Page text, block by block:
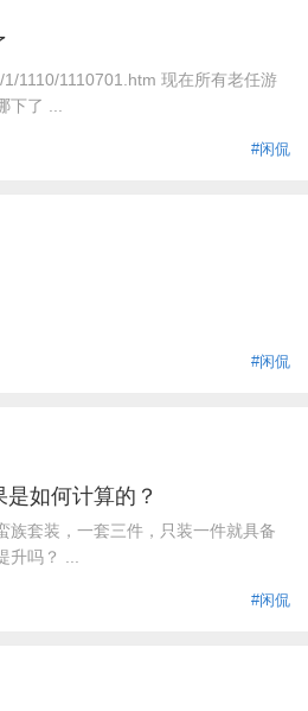
1110/1110701.htm 现在所有老任游
了 ...
#闲侃
#闲侃
如何计算的？
族套装，一套三件，只装一件就具备
吗？ ...
#闲侃